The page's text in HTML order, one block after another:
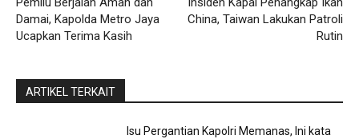
Damai, Kapolda Metro Jaya
Ucapkan Terima Kasih
China, Taiwan Lakukan Patroli
Rutin
ARTIKEL TERKAIT
Isu Pergantian Kapolri Memanas, Ini kata